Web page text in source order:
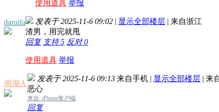
使用道具 举报
daruifa 发表于 2025-11-6 09:02 | 显示全部楼层 | 来自浙江
渣男，用完就甩
回复 支持5 反对0
使用道具 举报
周湖人
发表于 2025-11-6 09:13 来自手机 | 显示全部楼层 | 来
恶心
来自: iPhone客户端
回复